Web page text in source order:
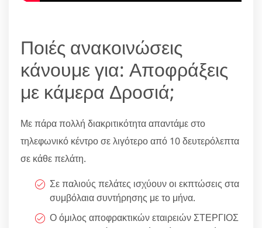
Ποιές ανακοινώσεις
κάνουμε για: Αποφράξεις
με κάμερα Δροσιά;
Με πάρα πολλή διακριτικότητα απαντάμε στο
τηλεφωνικό κέντρο σε λιγότερο από 10 δευτερόλεπτα
σε κάθε πελάτη.
Σε παλιούς πελάτες ισχύουν οι εκπτώσεις στα
συμβόλαια συντήρησης με το μήνα.
Ο όμιλος αποφρακτικών εταιρειών ΣΤΕΡΓΙΟΣ